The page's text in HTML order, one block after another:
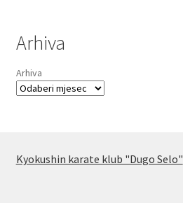
Arhiva
Arhiva
Kyokushin karate klub "Dugo Selo"